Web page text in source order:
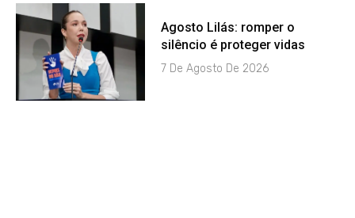
Agosto Lilás: romper o
silêncio é proteger vidas
7 De Agosto De 2026